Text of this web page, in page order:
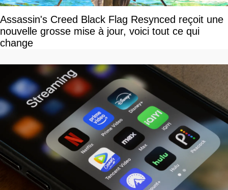
Assassin's Creed Black Flag Resynced reçoit une
nouvelle grosse mise à jour, voici tout ce qui
change